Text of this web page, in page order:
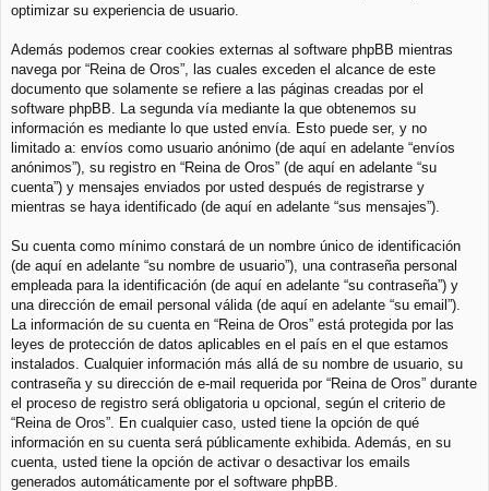
optimizar su experiencia de usuario.
Además podemos crear cookies externas al software phpBB mientras
navega por “Reina de Oros”, las cuales exceden el alcance de este
documento que solamente se refiere a las páginas creadas por el
software phpBB. La segunda vía mediante la que obtenemos su
información es mediante lo que usted envía. Esto puede ser, y no
limitado a: envíos como usuario anónimo (de aquí en adelante “envíos
anónimos”), su registro en “Reina de Oros” (de aquí en adelante “su
cuenta”) y mensajes enviados por usted después de registrarse y
mientras se haya identificado (de aquí en adelante “sus mensajes”).
Su cuenta como mínimo constará de un nombre único de identificación
(de aquí en adelante “su nombre de usuario”), una contraseña personal
empleada para la identificación (de aquí en adelante “su contraseña”) y
una dirección de email personal válida (de aquí en adelante “su email”).
La información de su cuenta en “Reina de Oros” está protegida por las
leyes de protección de datos aplicables en el país en el que estamos
instalados. Cualquier información más allá de su nombre de usuario, su
contraseña y su dirección de e-mail requerida por “Reina de Oros” durante
el proceso de registro será obligatoria u opcional, según el criterio de
“Reina de Oros”. En cualquier caso, usted tiene la opción de qué
información en su cuenta será públicamente exhibida. Además, en su
cuenta, usted tiene la opción de activar o desactivar los emails
generados automáticamente por el software phpBB.